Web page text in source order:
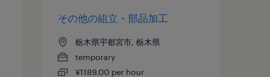
その他の組立・部品加工
栃木県宇都宮市, 栃木県
temporary
¥1189.00 per hour